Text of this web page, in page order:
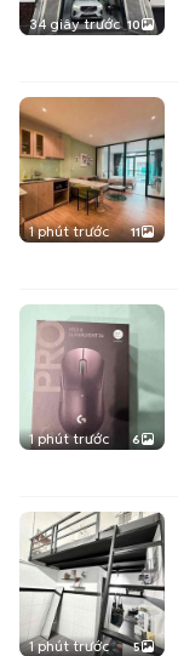
34 giây trước 10
1 phút trước 11
1 phút trước 6
1 phút trước 5